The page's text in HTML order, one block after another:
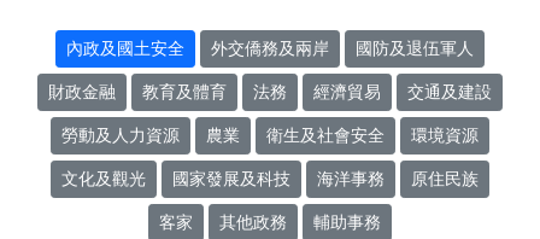
內政及國土安全 外交僑務及兩岸 國防及退伍軍人
財政金融 教育及體育 法務 經濟貿易 交通及建設
勞動及人力資源 農業 衛生及社會安全 環境資源
文化及觀光 國家發展及科技 海洋事務 原住民族
客家 其他政務 輔助事務